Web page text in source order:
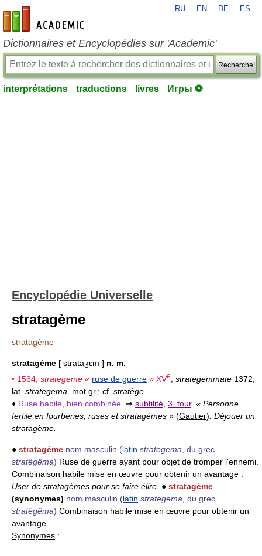
fr-academic.com
RU EN DE ES
Dictionnaires et Encyclopédies sur 'Academic'
Recherche!
interprétations traductions livres Игры ⚽
Encyclopédie Universelle
stratagème
stratagème
stratagème [ strataʒɛm ] n. m.
• 1564; strategeme « ruse de guerre » XVe; strategemmate 1372;
lat. strategema, mot gr. ; cf. stratège
♦ Ruse habile, bien combinée. ⇒ subtilité 3. tour. « Personne
fertile en fourberies, ruses et stratagèmes » (Gautier) . Déjouer un
stratagème.
● stratagème nom masculin (latin strategema , du grec
stratêgêma) Ruse de guerre ayant pour objet de tromper l'ennemi.
Combinaison habile mise en œuvre pour obtenir un avantage :
User de stratagèmes pour se faire élire. ● stratagème
(synonymes) nom masculin (latin strategema , du grec
stratêgêma) Combinaison habile mise en œuvre pour obtenir un
avantage
Synonymes :